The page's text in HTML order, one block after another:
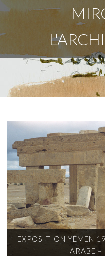
EXPOSITION YÉMEN
ARABE –